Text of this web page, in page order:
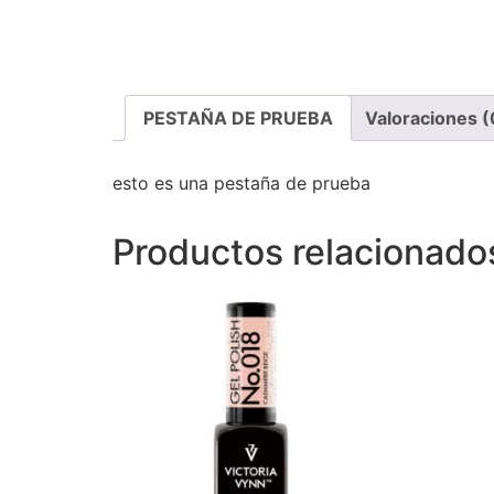
PESTAÑA DE PRUEBA Valoraciones
esto es una pestaña de prueba
Productos